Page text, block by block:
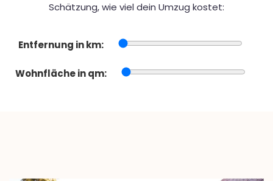
Schätzung, wie viel dein Umzug kostet:
Entfernung in km:
Wohnfläche in qm: